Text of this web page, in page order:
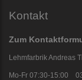
Kontakt
Zum
Lehmfarbrik Andreas
Mo-Fr 07:30-15:00